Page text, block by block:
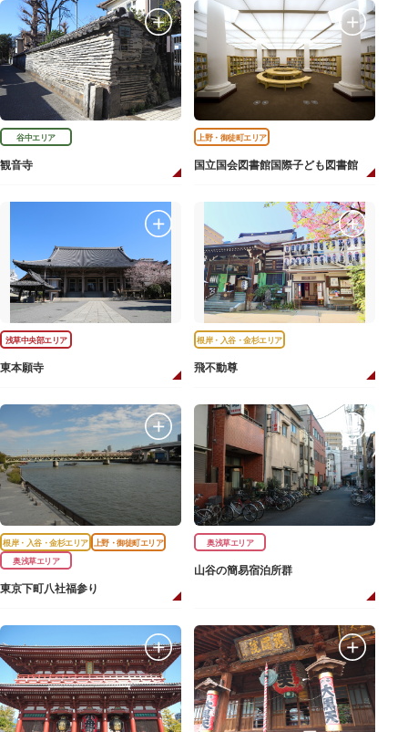
谷中エリア
観音寺
上野・御徒町エリア
国立国会図書館国際子ども図書館
浅草中央部エリア
東本願寺
根岸・入谷・金杉エリア
飛不動尊
根岸・入谷・金杉エリア
上野・御徒町エリア
奥浅草エリア
東京下町八社福参り
奥浅草エリア
山谷の簡易宿泊所群